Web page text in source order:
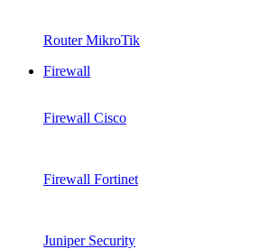
Router MikroTik
Firewall
Firewall Cisco
Firewall Fortinet
Juniper Security